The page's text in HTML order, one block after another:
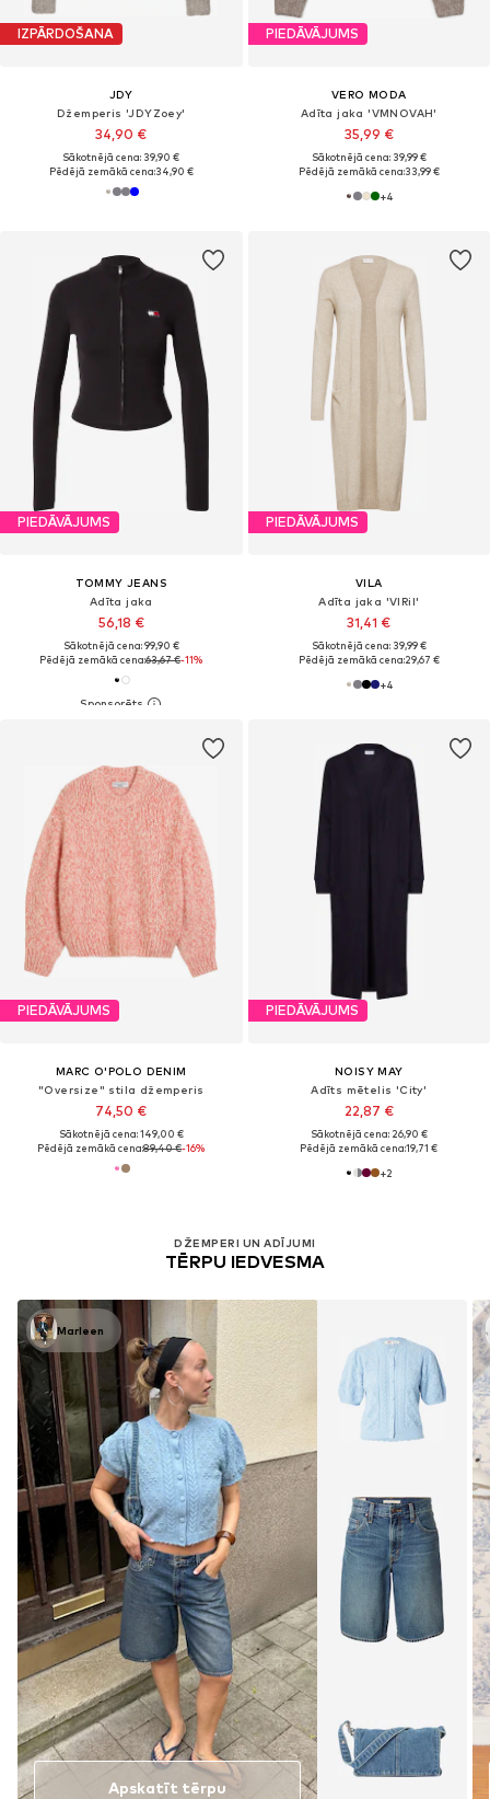
IZPĀRDOŠANA
JDY
Džemperis 'JDYZoey'
34,90 €
Sākotnējā cena: 39,90 €
Pēdējā zemākā cena:34,90 €
PIEDĀVĀJUMS
VERO MODA
Adīta jaka 'VMNOVAH'
35,99 €
Sākotnējā cena: 39,99 €
Pēdējā zemākā cena:33,99 €
+4
PIEDĀVĀJUMS
TOMMY JEANS
Adīta jaka
56,18 €
Sākotnējā cena: 99,90 €
Pēdējā zemākā cena:63,67 €-11%
PIEDĀVĀJUMS
VILA
Adīta jaka 'VIRil'
31,41 €
Sākotnējā cena: 39,99 €
Pēdējā zemākā cena:29,67 €
+4
PIEDĀVĀJUMS
MARC O'POLO DENIM
"Oversize" stila džemperis
74,50 €
Sākotnējā cena: 149,00 €
Pēdējā zemākā cena:89,40 €-16%
PIEDĀVĀJUMS
NOISY MAY
Adīts mētelis 'City'
22,87 €
Sākotnējā cena: 26,90 €
Pēdējā zemākā cena:19,71 €
+2
DŽEMPERI UN ADĪJUMI
TĒRPU IEDVESMA
Marleen
Apskatīt tērpu